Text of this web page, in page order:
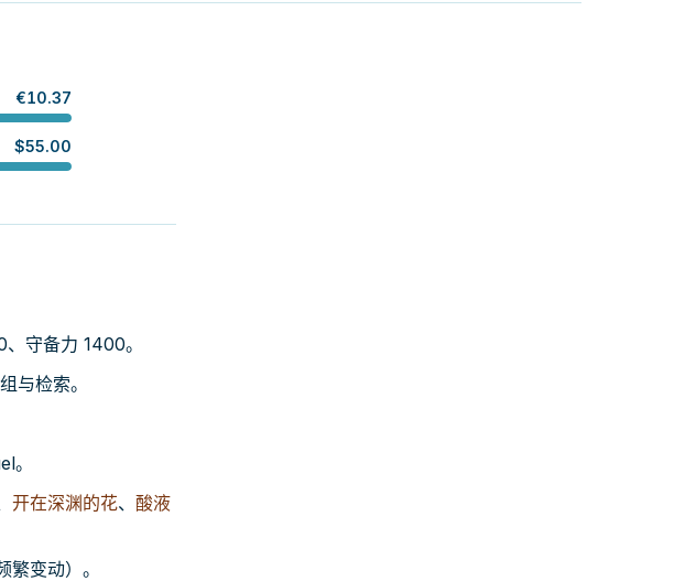
€10.37
$55.00
守备力 1400。
与检索。
。
开在深渊的花、 酸液
变动）。